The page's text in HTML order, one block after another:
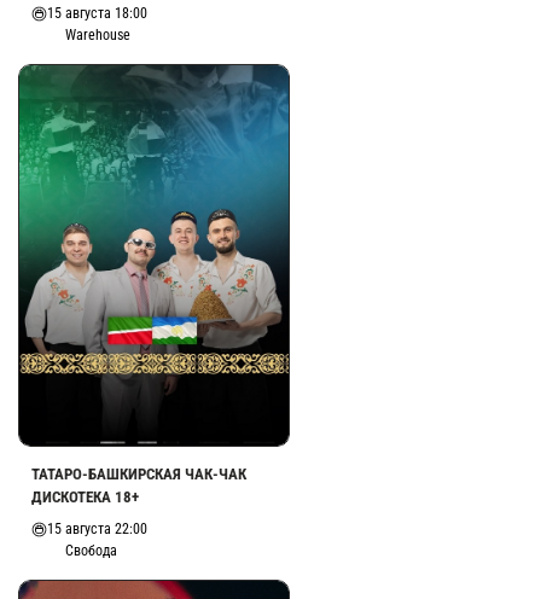
15 августа 18:00
Warehouse
ТАТАРО-БАШКИРСКАЯ ЧАК-ЧАК
ДИСКОТЕКА 18+
15 августа 22:00
Свобода